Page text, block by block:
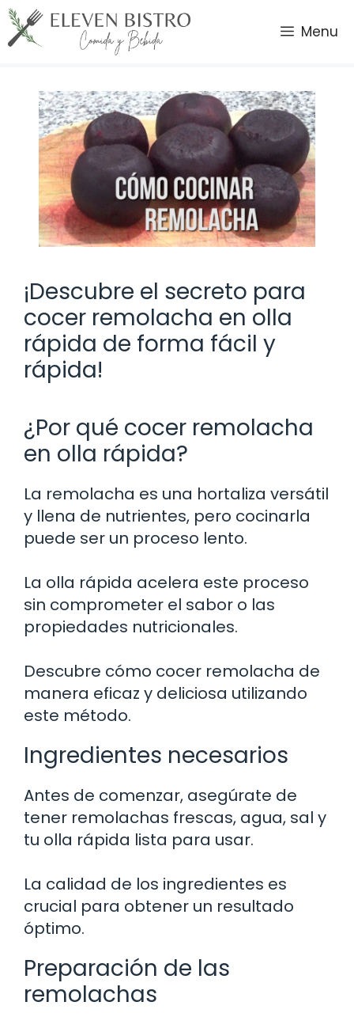
Saltar
al
contenido
Menu
¡Descubre el secreto para
cocer remolacha en olla
rápida de forma fácil y
rápida!
¿Por qué cocer remolacha
en olla rápida?
La remolacha es una hortaliza versátil
y llena de nutrientes, pero cocinarla
puede ser un proceso lento.
La olla rápida acelera este proceso
sin comprometer el sabor o las
propiedades nutricionales.
Descubre cómo cocer remolacha de
manera eficaz y deliciosa utilizando
este método.
Ingredientes necesarios
Antes de comenzar, asegúrate de
tener remolachas frescas, agua, sal y
tu olla rápida lista para usar.
La calidad de los ingredientes es
crucial para obtener un resultado
óptimo.
Preparación de las
remolachas